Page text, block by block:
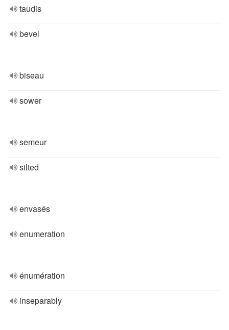
taudis
bevel
biseau
sower
semeur
silted
envasés
enumeration
énumération
inseparably